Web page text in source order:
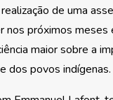
de uma
nos próximos meses
maior sobre a
dos povos indígenas.